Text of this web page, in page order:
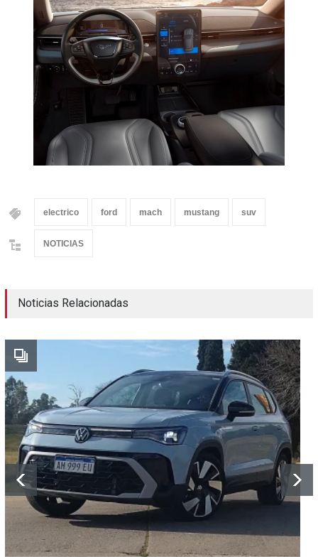
electrico ford mach mustang suv
NOTICIAS
Noticias Relacionadas